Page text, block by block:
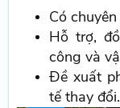
Có
Hỗ trợ,
công và
Đề xuất
tế thay đổi.